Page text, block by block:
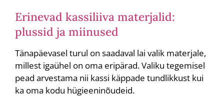
Erinevad kassiliiva materjalid:
plussid ja miinused
Tänapäevasel turul on saadaval lai valik materjale,
millest igaühel on oma eripärad. Valiku tegemisel
pead arvestama nii kassi käppade tundlikkust kui
ka oma kodu hügieeninõudeid.